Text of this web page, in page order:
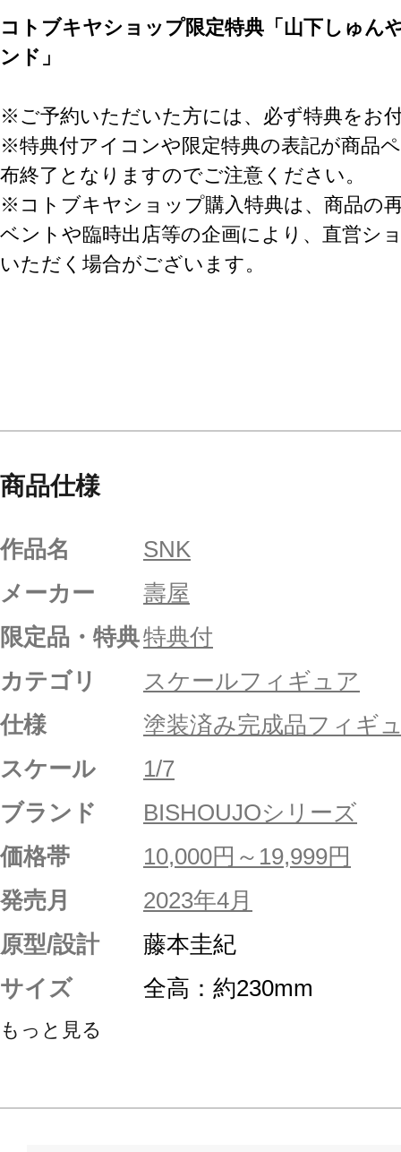
コトブキヤショップ限定特典「山下しゅん
ンド」
※ご予約いただいた方には、必ず特典をお
※特典付アイコンや限定特典の表記が商品
布終了となりますのでご注意ください。
※コトブキヤショップ購入特典は、商品の
ベントや臨時出店等の企画により、直営シ
いただく場合がございます。
商品仕様
作品名
SNK
メーカー
壽屋
限定品・特典特典付
カテゴリ
スケールフィギュア
仕様
塗装済み完成品フィギ
スケール
1/7
ブランド
BISHOUJOシリーズ
価格帯
10,000円～19,999円
発売月
2023年4月
原型/設計
藤本圭紀
サイズ
全高：約230mm
もっと見る